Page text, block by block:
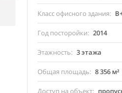
Класс офисного здания
Год посторойки 2014
Этажность 3 этажа
Общая площадь 8 356 м²
Доступ на объект